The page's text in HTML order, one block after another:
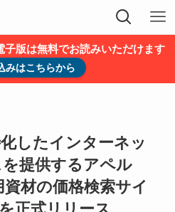
版は無料でお読みいただけます
みはこちらから
したインターネッ
を提供するアペル
材の価格検索サイ